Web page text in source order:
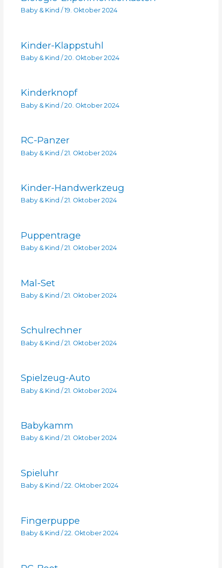
Baby & Kind / 19. Oktober 2024
Kinder-Klappstuhl
Baby & Kind / 20. Oktober 2024
Kinderknopf
Baby & Kind / 20. Oktober 2024
RC-Panzer
Baby & Kind /21. Oktober 2024
Kinder-Handwerkzeug
Baby & Kind / 21. Oktober 2024
Puppentrage
Baby & Kind / 21. Oktober 2024
Mal-Set
Baby & Kind / 21. Oktober 2024
Schulrechner
Baby & Kind / 21. Oktober 2024
Spielzeug-Auto
Baby & Kind /21. Oktober 2024
Babykamm
Baby & Kind / 21. Oktober 2024
Spieluhr
Baby & Kind / 22. Oktober 2024
Fingerpuppe
Baby & Kind / 22. Oktober 2024